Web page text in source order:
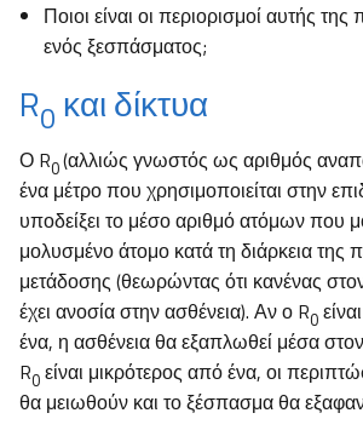
Ποιοι είναι οι περιορισμοί αυτής
ενός ξεσπάσματος;
R0 και δίκτυα
Ο R0(αλλιώς γνωστός ως αριθμός
ένα μέτρο που χρησιμοποιείται στην
υποδείξει το μέσο αριθμό ατόμων που
μολυσμένο άτομο κατά τη διάρκεια της
μετάδοσης (θεωρώντας ότι κανένας
έχει ανοσία στην ασθένεια). Αν ο R0
ένα, η ασθένεια θα εξαπλωθεί μέσα
R0 είναι μικρότερος από ένα, οι
θα μειωθούν και το ξέσπασμα θα